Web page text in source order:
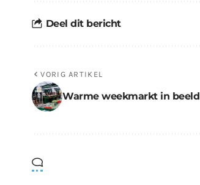
Deel dit bericht
VORIG ARTIKEL
Warme weekmarkt in beeld